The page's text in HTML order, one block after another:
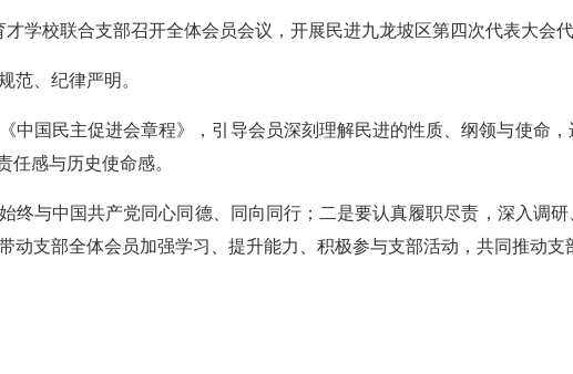
学校联合支部召开全体会员会议，开展民进九龙坡区第四次代表大会代
范、纪律严明。
中国民主促进会章程》，引导会员深刻理解民进的性质、纲领与使命，
任感与历史使命感。
终与中国共产党同心同德、同向同行；二是要认真履职尽责，深入调
动支部全体会员加强学习、提升能力、积极参与支部活动，共同推动支